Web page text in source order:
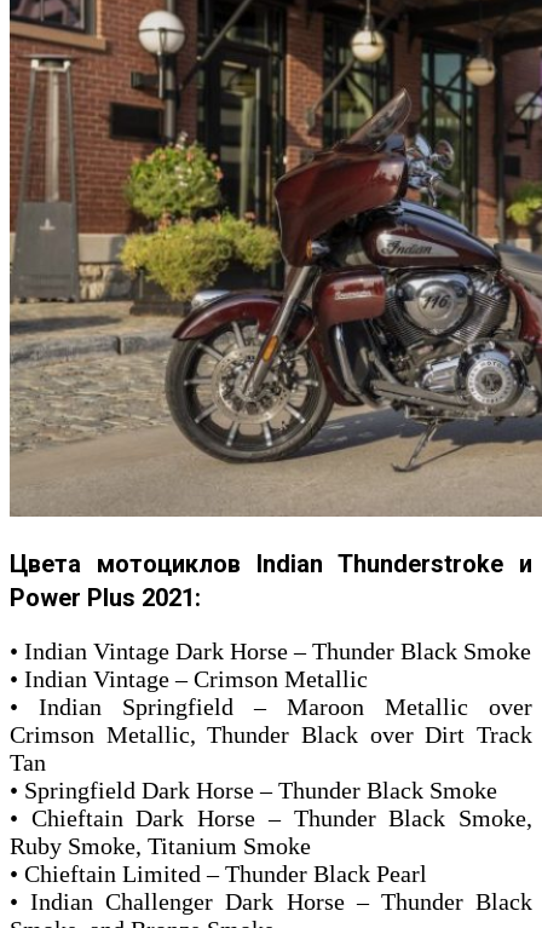
Цвета мотоциклов Indian Thunderstroke и
Power Plus 2021:
• Indian Vintage Dark Horse – Thunder Black Smoke
• Indian Vintage – Crimson Metallic
• Indian Springfield – Maroon Metallic over
Crimson Metallic, Thunder Black over Dirt Track
Tan
• Springfield Dark Horse – Thunder Black Smoke
• Chieftain Dark Horse – Thunder Black Smoke,
Ruby Smoke, Titanium Smoke
• Chieftain Limited – Thunder Black Pearl
• Indian Challenger Dark Horse – Thunder Black